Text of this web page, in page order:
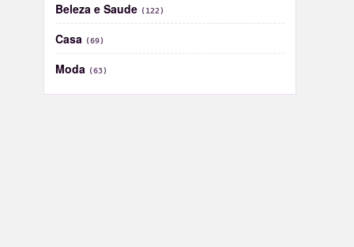
Beleza e Saude (122)
Casa (69)
Moda (63)